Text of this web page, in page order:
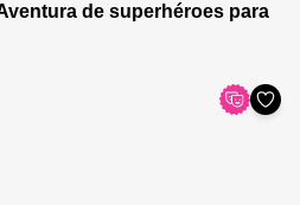
de superhéroes para